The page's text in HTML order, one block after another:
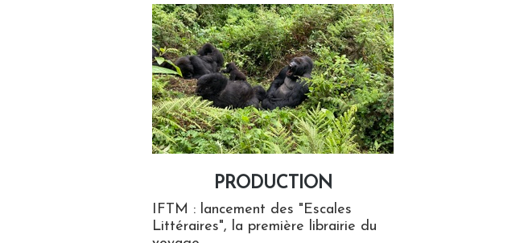
PRODUCTION
IFTM : lancement des "Escales
Littéraires", la première librairie du